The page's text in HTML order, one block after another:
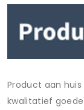
Product aan
kwalitatief